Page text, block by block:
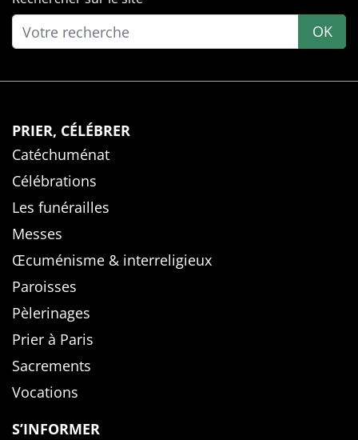
OK
PRIER, CÉLÉBRER
Catéchuménat
Célébrations
Les funérailles
Messes
Œcuménisme & interreligieux
Paroisses
Pèlerinages
Prier à Paris
Sacrements
Vocations
S’INFORMER